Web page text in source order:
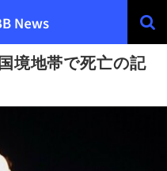
境地帯で死亡の記